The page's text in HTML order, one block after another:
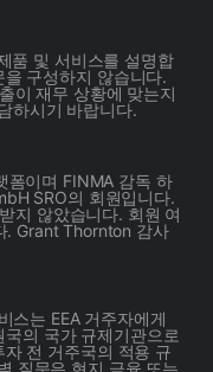
품 및 서비스를 설명합
구성하지 않습니다.
이 재무 상황에 맞는지
하시기 바랍니다.
폼이며 FINMA 감독 하
SRO의 회원입니다.
지 않았습니다. 회원 여
. Grant Thornton 감사
스는 EEA 거주자에게
의 국가 규제기관으로
전 거주국의 적용 규
질문은 현지 금융 또는